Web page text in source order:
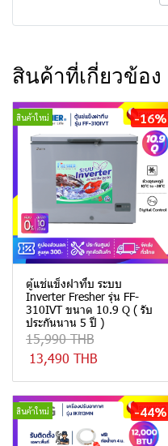
สินค้าที่เกี่ยวข้อง
สินค้าใหม่ -16%
ตู้แช่แข็งฝาทึบ ระบบ
Inverter Fresher รุ่น FF-
310IVT ขนาด 10.9 Q ( รับ
ประกันนาน 5 ปี )
15,990 THB
13,490 THB
สินค้าใหม่ -44%